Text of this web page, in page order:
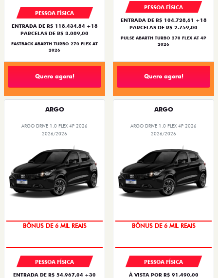
PESSOA FÍSICA
ENTRADA DE R$ 118.434,84 +18
PARCELAS DE R$ 3.089,00
FASTBACK ABARTH TURBO 270 FLEX AT
2026
Quero agora!
PESSOA FÍSICA
ENTRADA DE R$ 104.728,61 +18
PARCELAS DE R$ 2.759,00
PULSE ABARTH TURBO 270 FLEX AT 4P
2026
Quero agora!
ARGO
ARGO DRIVE 1.0 FLEX 4P 2026
2026/2026
TAXA ZERO
PESSOA FÍSICA
ENTRADA DE R$ 54.967,04 +30
ARGO
ARGO DRIVE 1.0 FLEX 4P 2026
2026/2026
TAXA ZERO
PESSOA FÍSICA
À VISTA POR R$ 91.490,00